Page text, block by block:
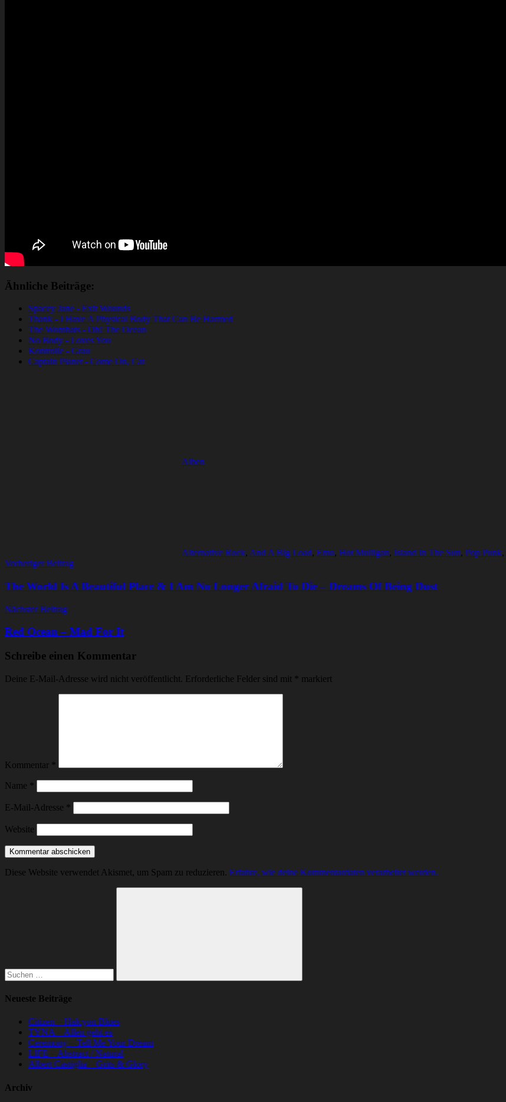
Ähnliche Beiträge:
Spacey Jane - Exit Wounds
Thank - I Have A Physical Body That Can Be Harmed
The Wombats - Oh! The Ocean
No Body - Loves You
Kontrolle - Grau
Captain Planet - Come On, Cat
Alben
Alternative Rock, And A Big Load, Emo, Hot Mulligan, Island In The Sun, Pop Punk,
Beitragsnavigation
Vorheriger Beitrag
The World Is A Beautiful Place & I Am No Longer Afraid To Die – Dreams Of Being Dust
Nächster Beitrag
Red Ocean – Mad For It
Schreibe einen Kommentar
Deine E-Mail-Adresse wird nicht veröffentlicht. Erforderliche Felder sind mit * markiert
Kommentar *
Name *
E-Mail-Adresse *
Website
Diese Website verwendet Akismet, um Spam zu reduzieren. Erfahre, wie deine Kommentardaten verarbeitet werden.
Suchen
Neueste Beiträge
Citizen – Halcyon Blues
TYNA – Allen geht es
Ceremony – Tell Me Your Dream
LIFE – Abstract / Natural
Albert Castiglia – Grits & Glory
Archiv